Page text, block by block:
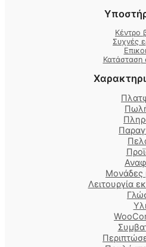
Κέντρο
Συχνές
Κατάσταση
Μονάδες
Λειτουργία